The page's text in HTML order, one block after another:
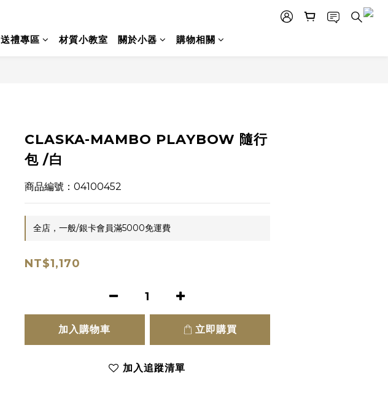
送禮專區 材質小教室 關於小器 購物相關
CLASKA-MAMBO PLAYBOW 隨行
包 /白
商品編號：04100452
全店，一般/銀卡會員滿5000免運費
NT$1,170
加入購物車 立即購買
加入追蹤清單